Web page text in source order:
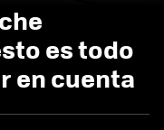
es todo
en cuenta